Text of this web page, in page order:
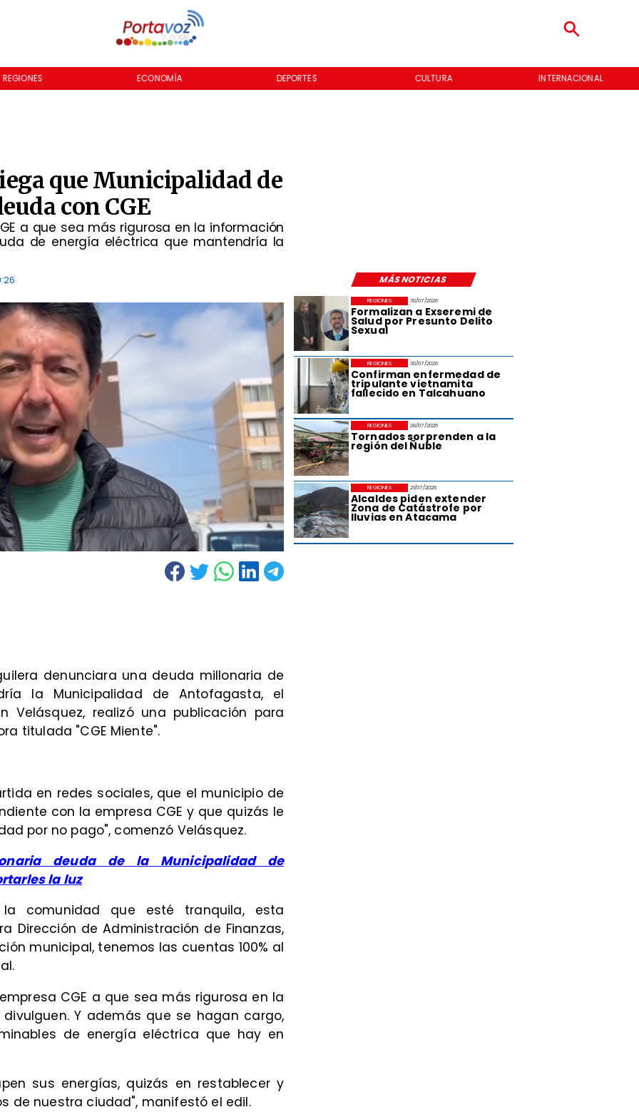
REGIONES ECONOMÍA DEPORTES CULTURA INTERNACIONAL
que Municipalidad de
con CGE
a que sea más rigurosa en la información
de energía eléctrica que mantendría la
MÁS NOTICIAS
30/07/2026
Formalizan a Exseremi de
Salud por Presunto Delito
Sexual
REGIONES
30/07/2026
Confirman enfermedad de
tripulante vietnamita
fallecido en Talcahuano
REGIONES
28/07/2026
Tornados sorprenden a la
región del Ñuble
REGIONES
21/07/2026
Alcaldes piden extender
Zona de Catástrofe por
lluvias en Atacama
REGIONES
denunciara una deuda millonaria de
la Municipalidad de Antofagasta, el
Velásquez, realizó una publicación para
titulada "CGE Miente".
en redes sociales, que el municipio de
con la empresa CGE y que quizás le
por no pago", comenzó Velásquez.
deuda de la Municipalidad de
la luz
comunidad que esté tranquila, esta
Dirección de Administración de Finanzas,
municipal, tenemos las cuentas 100% al
CGE a que sea más rigurosa en la
Y además que se hagan cargo,
de energía eléctrica que hay en
sus energías, quizás en restablecer y
de nuestra ciudad", manifestó el edil.